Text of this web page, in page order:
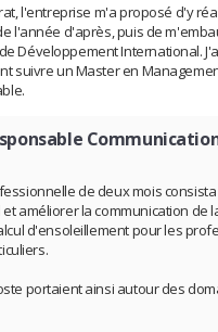
l'entreprise m'a proposé d'y
l'année d'après, puis de
Développement International.
suivre un Master en
de deux mois
améliorer la communication de
d'ensoleillement pour les
portaient ainsi autour des